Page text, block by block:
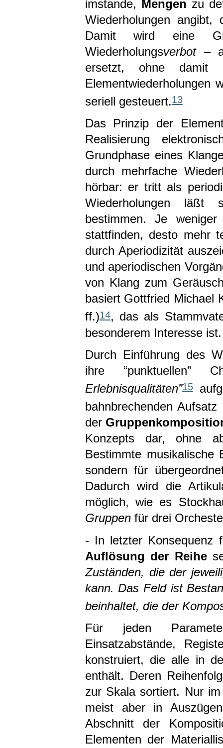
imstande, Mengen zu
Wiederholungen
Damit wird eine
Wiederholungsverbot–
ersetzt, ohne damit
Elementwiederholungen
seriell gesteuert.13
Das Prinzip der
Realisierung
Grundphase eines
durch mehrfache
hörbar: er tritt als
Wiederholungen läßt
bestimmen. Je
stattfinden, desto mehr
durch Aperiodizität
und aperiodischen
von Klang zum
basiert Gottfried Michael
ff.)14, das als
besonderem Interesse ist.
Durch Einführung des
ihre “punktuellen”
Erlebnisqualitäten”15
bahnbrechenden Aufsatz
der
Konzepts dar, ohne
Bestimmte musikalische
sondern für
Dadurch wird die
möglich, wie es
Gruppen für drei
- In letzter Konsequenz
Auflösung der Reihe
Zuständen, die der
kann. Das Feld ist
beinhaltet, die der
Für jeden
Einsatzabstände,
konstruiert, die alle in
enthält. Deren
zur Skala sortiert. Nur
meist aber in
Abschnitt der
Elementen der